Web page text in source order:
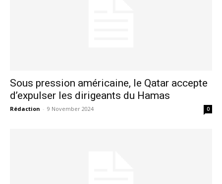
Sous pression américaine, le Qatar accepte
d’expulser les dirigeants du Hamas
Rédaction - 9 November 2024 0